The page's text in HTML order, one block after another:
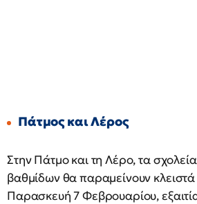
Πάτμος και Λέρος
Στην Πάτμο και τη Λέρο, τα
βαθμίδων θα παραμείνουν κλειστά
Παρασκευή 7 Φεβρουαρίου,